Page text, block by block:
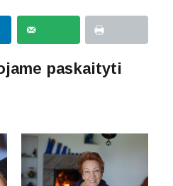
paskaityti